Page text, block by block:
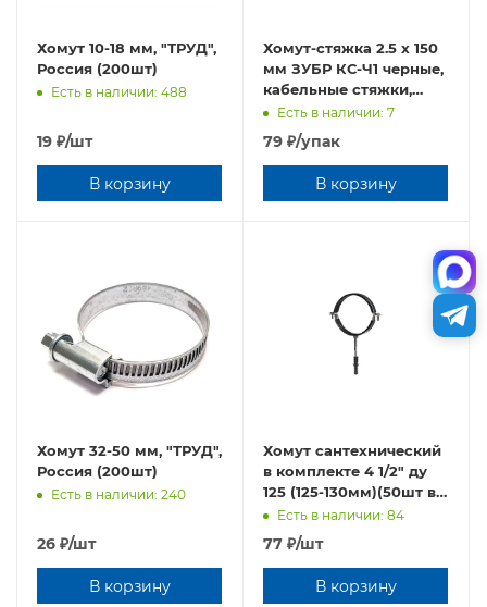
Хомут 10-18 мм, "ТРУД",
Россия (200шт)
Есть в наличии: 488
19 ₽/шт
В корзину
Хомут-стяжка 2.5 x 150
мм ЗУБР КС-Ч1 черные,
кабельные стяжки,
Профессионал
(309030-25-150), нейлон
РА66, 100 шт
Есть в наличии: 7
79 ₽/упак
В корзину
Хомут 32-50 мм, "ТРУД",
Россия (200шт)
Есть в наличии: 240
26 ₽/шт
В корзину
Хомут сантехнический
в комплекте 4 1/2" ду
125 (125-130мм)(50шт в
упаковке)
Есть в наличии: 84
77 ₽/шт
В корзину